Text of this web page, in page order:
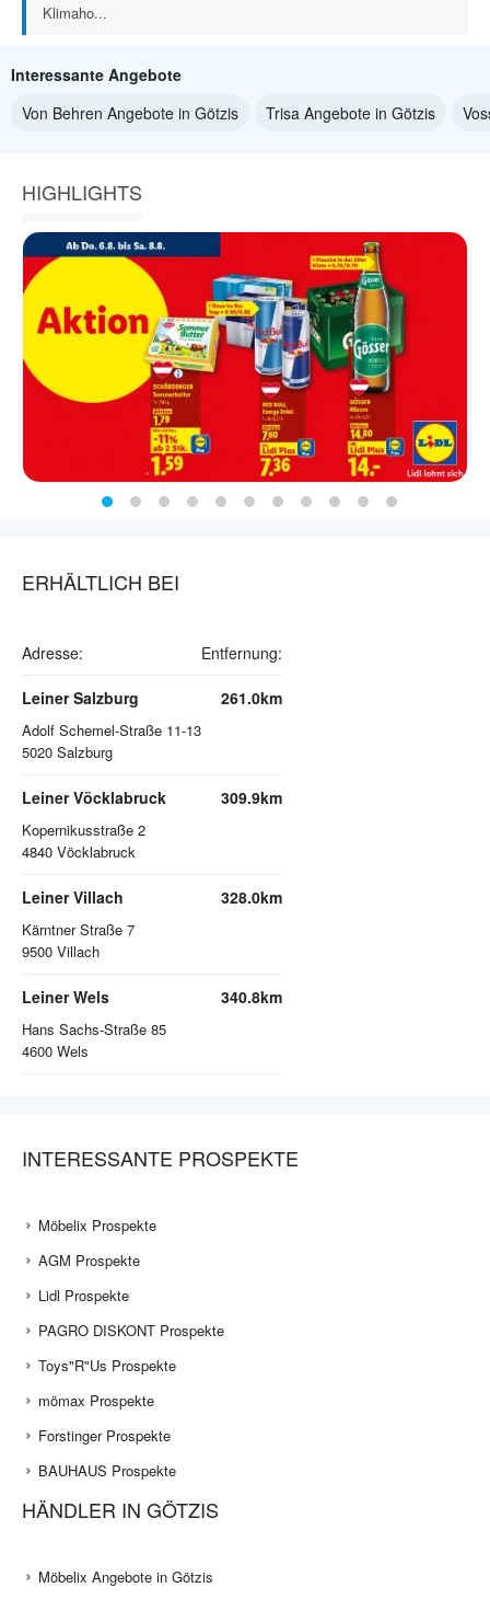
Klimaho...
Interessante Angebote
Von Behren Angebote in Götzis
Trisa Angebote in Götzis
HIGHLIGHTS
ERHÄLTLICH BEI
Adresse: Entfernung:
Leiner Salzburg
Adolf Schemel-Straße 11-13
5020 Salzburg
261.0km
Leiner Vöcklabruck
Kopernikusstraße 2
4840 Vöcklabruck
309.9km
Leiner Villach
Kärntner Straße 7
9500 Villach
328.0km
Leiner Wels
Hans Sachs-Straße 85
4600 Wels
340.8km
INTERESSANTE PROSPEKTE
Möbelix Prospekte
AGM Prospekte
Lidl Prospekte
PAGRO DISKONT Prospekte
Toys"R"Us Prospekte
mömax Prospekte
Forstinger Prospekte
BAUHAUS Prospekte
HÄNDLER IN GÖTZIS
Möbelix Angebote in Götzis